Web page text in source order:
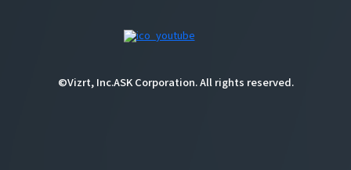
©Vizrt, Inc.ASK Corporation. All rights reserved.